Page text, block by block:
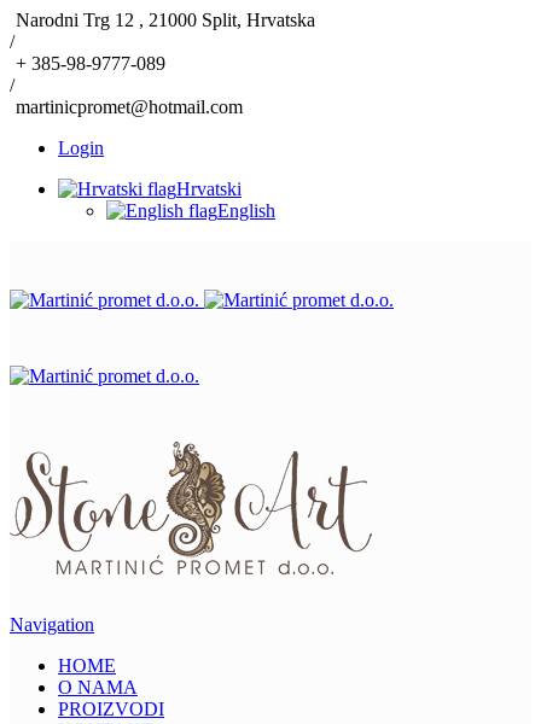
Narodni Trg 12 , 21000 Split, Hrvatska
/
+ 385-98-9777-089
/
martinicpromet@hotmail.com
Login
Hrvatski
English
Navigation
HOME
O NAMA
PROIZVODI